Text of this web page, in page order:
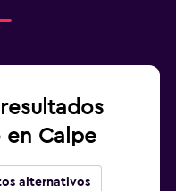
en Calpe
alternativos